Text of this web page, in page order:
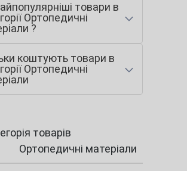
товари в
Ортопедичні
?
коштують товари в
Ортопедичні
товарів
Ортопедичні матеріали